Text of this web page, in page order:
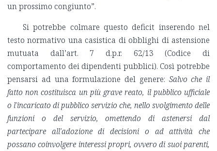
un prossimo congiunto”.
Si potrebbe colmare questo deficit inserendo nel
testo normativo una casistica di obblighi di astensione
mutuata dall’art. 7 d.p.r. 62/13 (Codice di
comportamento dei dipendenti pubblici). Così potrebbe
pensarsi ad una formulazione del genere: Salvo che il
fatto non costituisca un più grave reato, il pubblico ufficiale
o l'incaricato di pubblico servizio che, nello svolgimento delle
funzioni o del servizio,
omettendo di astenersi dal
partecipare all'adozione di decisioni o ad attività che
possano coinvolgere interessi propri, ovvero di suoi parenti,